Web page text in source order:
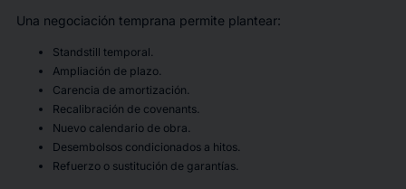
Una negociación temprana permite plantear:
Standstill temporal.
Ampliación de plazo.
Carencia de amortización.
Recalibración de covenants.
Nuevo calendario de obra.
Desembolsos condicionados a hitos.
Refuerzo o sustitución de garantías.